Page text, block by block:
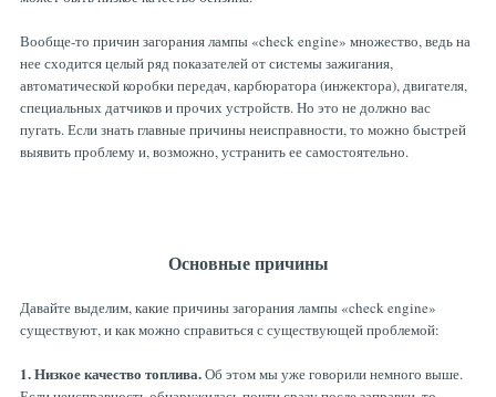
Вообще-то причин загорания лампы «check engine» множество, ведь на
нее сходится целый ряд показателей от системы зажигания,
автоматической коробки передач, карбюратора (инжектора), двигателя,
специальных датчиков и прочих устройств. Но это не должно вас
пугать. Если знать главные причины неисправности, то можно быстрей
выявить проблему и, возможно, устранить ее самостоятельно.
Основные причины
Давайте выделим, какие причины загорания лампы «check engine»
существуют, и как можно справиться с существующей проблемой:
1. Низкое качество топлива.Об этом мы уже говорили немного выше.